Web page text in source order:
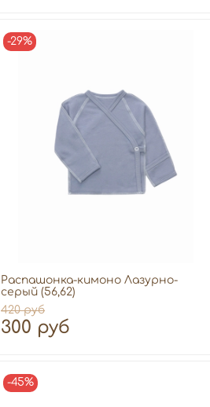
-29%
Распашонка-кимоно Лазурно-
серый (56,62)
420 руб
300 руб
-45%